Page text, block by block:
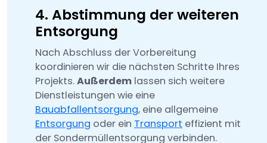
4. Abstimmung der weiteren
Entsorgung
Nach Abschluss der Vorbereitung
koordinieren wir die nächsten Schritte Ihres
Projekts.Außerdem lassen sich weitere
Dienstleistungen wie eine
Bauabfallentsorgung, eine allgemeine
Entsorgung oder ein Transport effizient mit
der Sondermüllentsorgung verbinden.